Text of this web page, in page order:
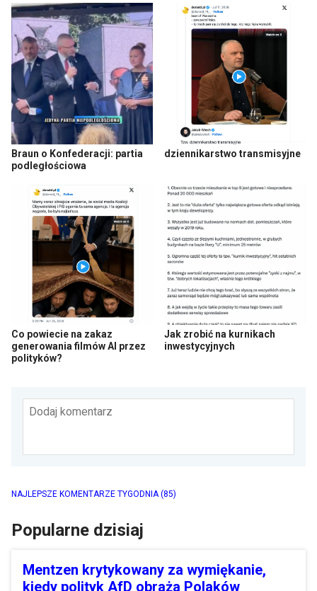
Braun o Konfederacji: partia
podległościowa
dziennikarstwo transmisyjne
Co powiecie na zakaz
generowania filmów AI przez
polityków?
Jak zrobić na kurnikach
inwestycyjnych
Dodaj komentarz
NAJLEPSZE KOMENTARZE TYGODNIA (85)
Popularne dzisiaj
Mentzen krytykowany za wymiękanie,
kiedy polityk AfD obraża Polaków